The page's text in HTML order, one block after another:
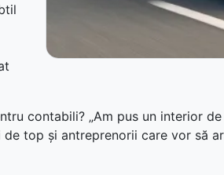
contabili? „Am pus un interior
top și antreprenorii care vor să